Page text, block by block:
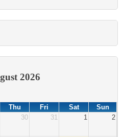
2026
Thu Fri Sat
Sun
30 31 1 2